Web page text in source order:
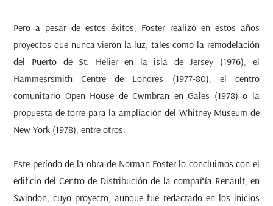
Pero a pesar de estos éxitos, Foster realizó en estos años
proyectos que nunca vieron la luz, tales como la remodelación
del Puerto de St. Helier en la isla de Jersey (1976), el
Hammesrsmith Centre de Londres (1977-80), el centro
comunitario Open House de Cwmbran en Gales (1978) o la
propuesta de torre para la ampliación del Whitney Museum de
New York (1978), entre otros.
Este período de la obra de Norman Foster lo concluimos con el
edificio del Centro de Distribución de la compañía Renault, en
Swindon, cuyo proyecto, aunque fue redactado en los inicios